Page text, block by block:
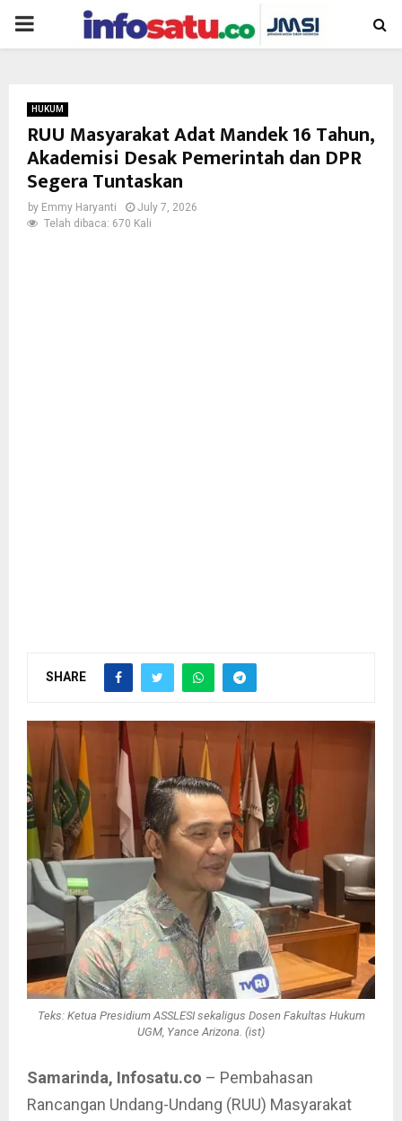
PRIMARY
HUKUM
RUU Masyarakat Adat Mandek 16 Tahun,
Akademisi Desak Pemerintah dan DPR
Segera Tuntaskan
by Emmy Haryanti
July 7, 2026
Telah dibaca: 670 Kali
SHARE
Teks: Ketua Presidium ASSLESI sekaligus Dosen Fakultas Hukum
UGM, Yance Arizona. (ist)
Samarinda, Infosatu.co – Pembahasan
Rancangan Undang-Undang (RUU) Masyarakat